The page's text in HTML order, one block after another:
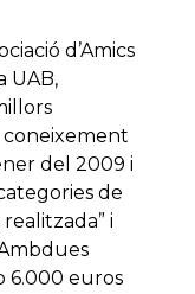
d’Amics
UAB,
del 2009 i
de
i
6.000 euros